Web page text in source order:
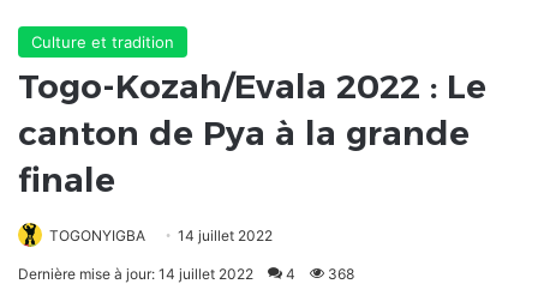
Culture et tradition
Togo-Kozah/Evala 2022 : Le
canton de Pya à la grande
finale
TOGONYIGBA 14 juillet 2022
Dernière mise à jour: 14 juillet 2022 4 368